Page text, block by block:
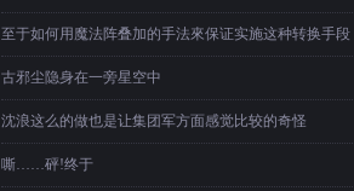
至于如何用魔法阵叠加的手法來保证实施这种转换手段
古邪尘隐身在一旁星空中
沈浪这么的做也是让集团军方面感觉比较的奇怪
嘶……砰!终于